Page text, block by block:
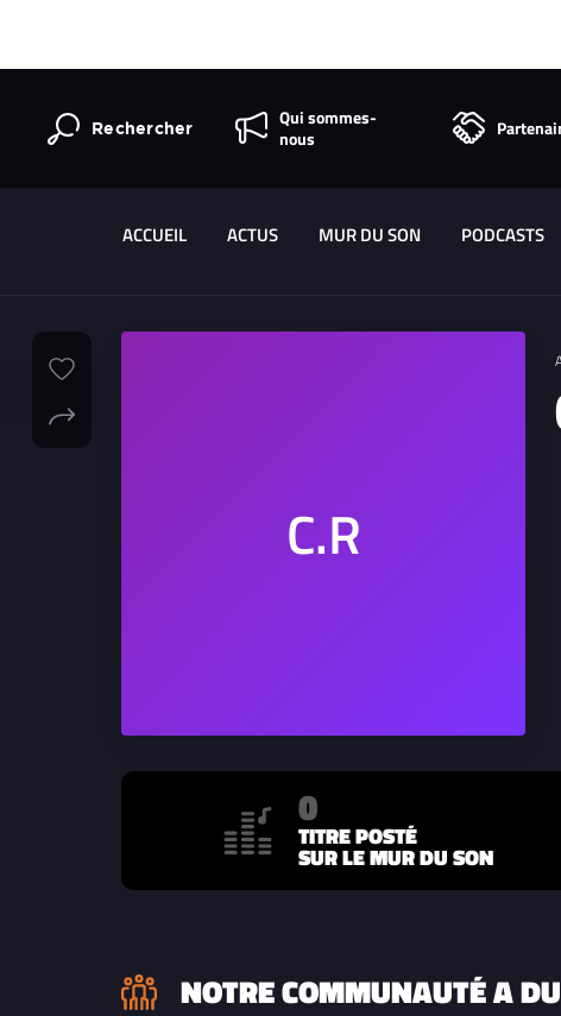
Rechercher
Qui sommes-
nous
ACCUEIL ACTUS MUR DU SON PODCASTS
0
TITRE POSTÉ
SUR LE MUR DU SON
NOTRE COMMUNAUTÉ A